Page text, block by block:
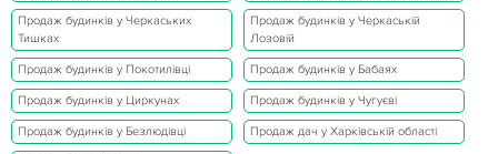
Продаж будинків у Черкаських
Тишках
Продаж будинків у Черкаській
Лозовій
Продаж будинків у Покотилівці Продаж будинків у Бабаях
Продаж будинків у Циркунах Продаж будинків у Чугуєві
Продаж будинків у Безлюдівці Продаж дач у Харківській області